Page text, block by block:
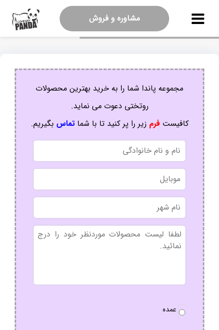
مشاوره و فروش
مجموعه پاندا شما را به خرید بهترین محصولات
روتختی دعوت می نماید.
کافیستفرم زیر را پر کنید تا با شماتماس بگیریم.
نام
و
نام
خانوادگی
موبایل
نام
شهر
بدون
عنوان
سفارش
عمده